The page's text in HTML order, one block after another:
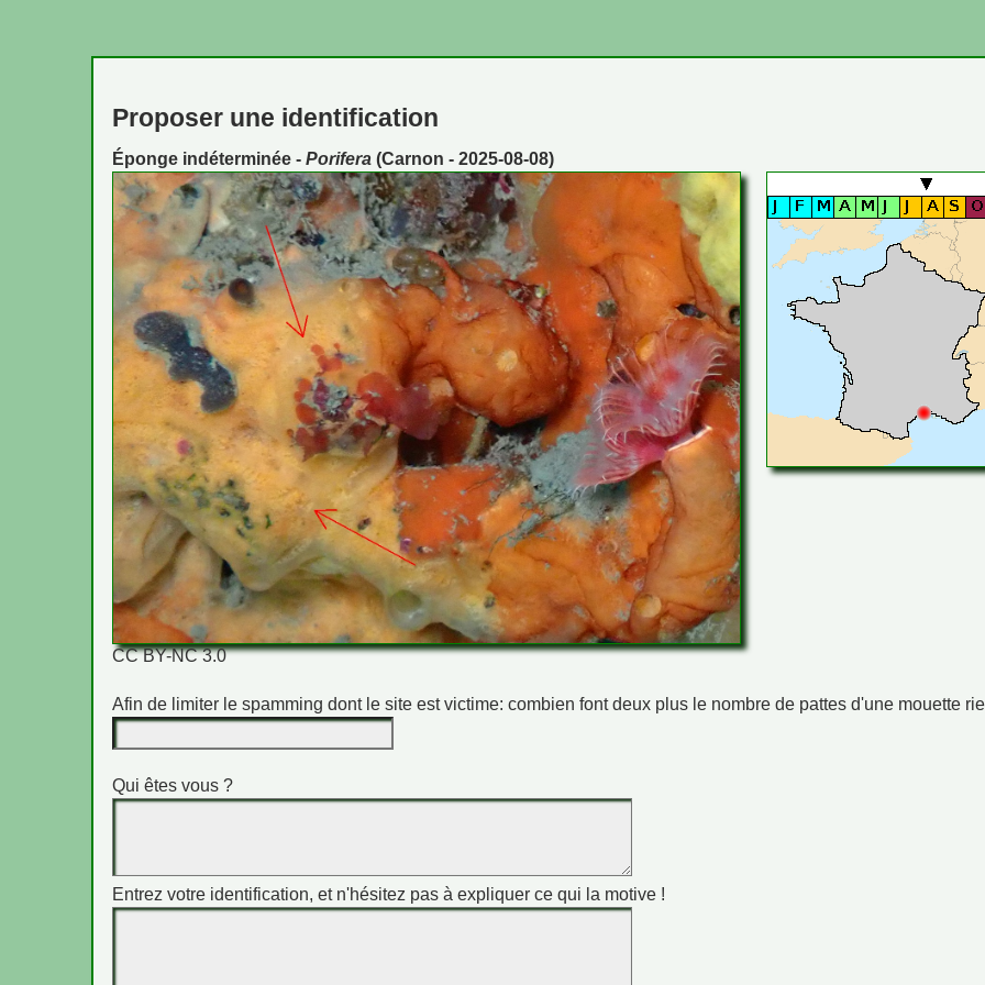
Proposer une identification
Éponge indéterminée -Porifera (Carnon - 2025-08-08)
CC BY-NC 3.0
Afin de limiter le spamming dont le site est victime: combien font deux plus le nombre de pattes d'une mouette
Qui êtes vous ?
Entrez votre identification, et n'hésitez pas à expliquer ce qui la motive !